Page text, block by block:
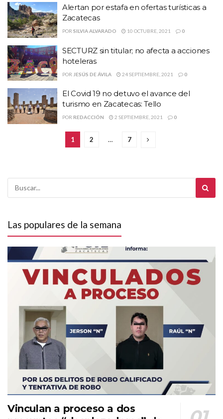
Alertan por estafa en ofertas turísticas a
Zacatecas
POR SILVIA ALVARADO 10 OCTUBRE, 2021 0
SECTURZ sin titular; no afecta a acciones
hoteleras
POR JESÚS DE ÁVILA 24 SEPTIEMBRE, 2021 0
El Covid 19 no detuvo el avance del
turismo en Zacatecas: Tello
POR REDACCIÓN 2 SEPTIEMBRE, 2021 0
1 2 … 7
Las populares de la semana
Vinculan a proceso a dos